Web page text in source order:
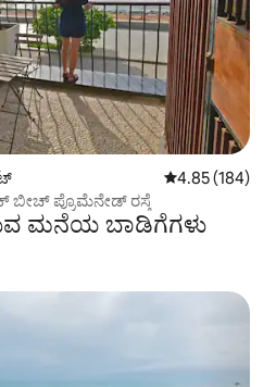
5 ರಲ್ಲಿ 4.85
4.85 (184)
ಬೀಚ್ ಪ್ರೊಮೆನೇಡ್ ರಸ್ತೆ
ಮನೆಯ ಬಾಡಿಗೆಗಳು